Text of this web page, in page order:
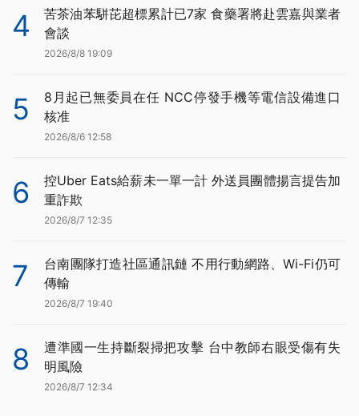
4
苦茶油苯駢芘超標累計已7家 食藥署將赴雲嘉與業者
會談
2026/8/8 19:09
5
8月起已無委員在任 NCC停發手機等電信設備進口
核准
2026/8/6 12:58
6
控Uber Eats給薪未一單一計 外送員團體揚言提告加
重詐欺
2026/8/7 12:35
7
台南團隊打造社區通訊鏈 不用行動網路、Wi-Fi仍可
傳輸
2026/8/7 19:40
8
遭準國一生持斷裂掃把攻擊 台中教師右眼受傷有失
明風險
2026/8/7 12:34